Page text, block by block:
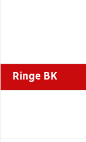
Ringe BK